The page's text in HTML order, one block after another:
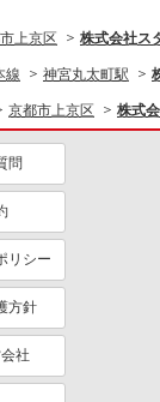
上京区 株式会社ス
線 神宮丸太町駅
京都市上京区 株式
問
リシー
方針
社